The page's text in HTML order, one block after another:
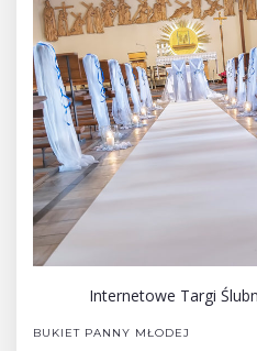
Internetowe Targi
BUKIET PANNY MŁODEJ